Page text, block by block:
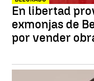
En libertad
exmonjas de
por vender